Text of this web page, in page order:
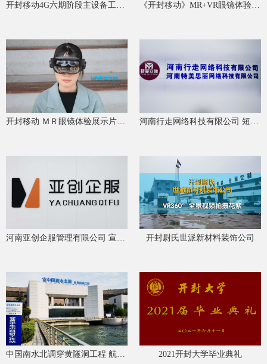
开封移动4G六期阶段主设备工程汇报片 花絮 《开封移动》MR+VR眼镜体验花絮
开封移动 ＭＲ眼镜体验展示片花絮 河南行走网络科技有限公司 短视频拍摄花絮
河南亚创企服管理有限公司 宣传片拍摄花絮 开封尉氏世派新材料装饰公司
2021开封大学毕业典礼